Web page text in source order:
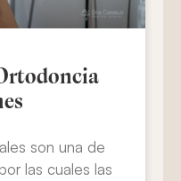
son una de
las cuales las